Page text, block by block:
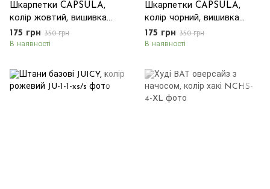
Шкарпетки CAPSULA,
колір жовтий, вишивка
колір чорний
175 грн 350 грн
В наявності
Шкарпетки CAPSULA,
колір чорний, вишивка
колір білий
175 грн 350 грн
В наявності